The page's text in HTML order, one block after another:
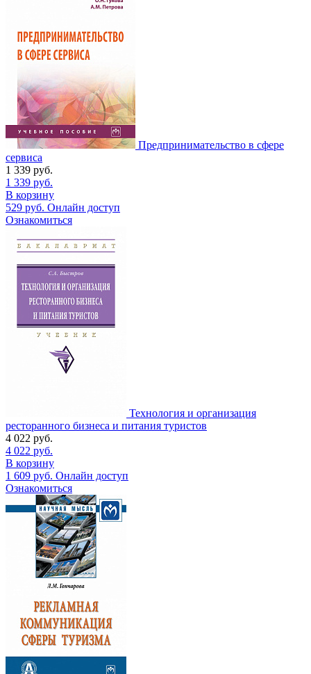
Предпринимательство в сфере
сервиса
1 339 руб.
1 339 руб.
В корзину
529 руб. Онлайн доступ
Ознакомиться
Технология и организация
ресторанного бизнеса и питания туристов
4 022 руб.
4 022 руб.
В корзину
1 609 руб. Онлайн доступ
Ознакомиться